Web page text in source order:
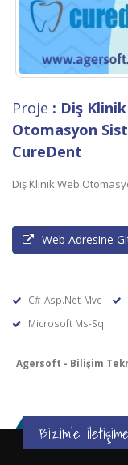
Proje : Diş
Otomasyon
CureDent
Diş Klinik Web
Web Adresine
C#-Asp.Net-Mvc
Microsoft Ms-Sql
Agersoft - Bilişim
Bizimle